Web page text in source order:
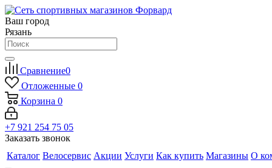
Ваш город
Рязань
Сравнение0
Отложенные 0
Корзина 0
+7 921 254 75 05
Заказать звонок
Каталог Велосервис Акции Услуги Как купить Магазины О